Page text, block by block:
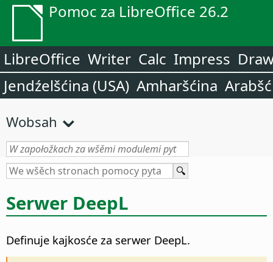
Pomoc za LibreOffice 26.2
LibreOffice Writer Calc Impress
Jendźelšćina (USA) Amharšćina
Wobsah
Serwer DeepL
Definuje kajkosće za serwer DeepL.